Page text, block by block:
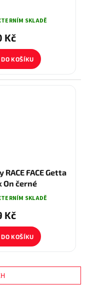
SKLADĚ
Kč
DO KOŠÍKU
RACE FACE Getta
On černé
SKLADĚ
Kč
DO KOŠÍKU